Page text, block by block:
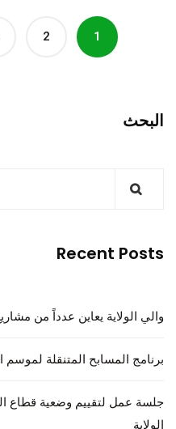
1
2
البحث
Recent Posts
والي الولاية يعاين عدداً من
برنامج المسابح المتنقلة لموسم
جلسة عمل لتقييم وضعية قطاع
الولاية